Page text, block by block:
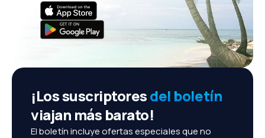
¡Los suscriptoresdel boletín
viajan más barato!
El boletín incluye ofertas especiales que no